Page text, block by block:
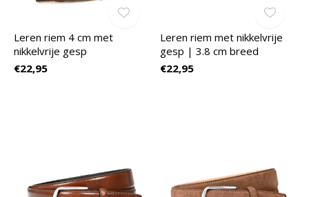
Leren riem 4 cm met
nikkelvrije gesp
€22,95
Leren riem met nikkelvrije
gesp | 3.8 cm breed
€22,95